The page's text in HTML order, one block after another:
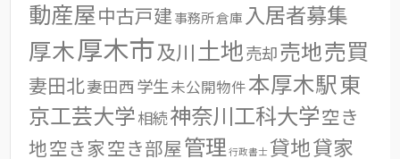
動産屋 中古戸建 事務所倉庫 入居者募集
厚木厚木市及川 土地売却売地売買
妻田北妻田西学生未公開物件本厚木駅東
京工芸大学相続神奈川工科大学空き
地空き家空き部屋 管理 行政書士 貸地貸家